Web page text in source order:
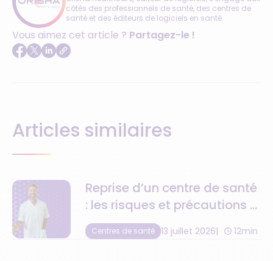
côtés des professionnels de santé, des centres de
santé et des éditeurs de logiciels en santé.
Vous aimez cet article ? Partagez-le !
Articles similaires
Reprise d’un centre de santé
: les risques et précautions à
anticiper
Centres de santé 13 juillet 2026 12min